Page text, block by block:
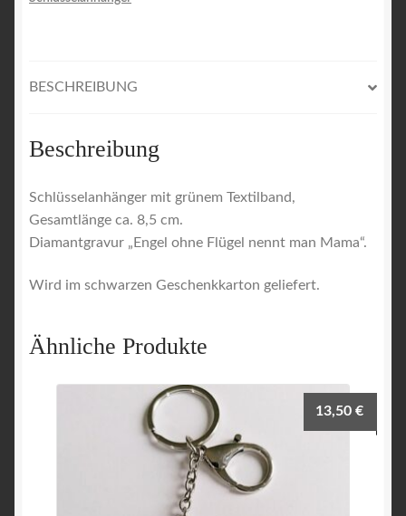
BESCHREIBUNG
Beschreibung
Schlüsselanhänger mit grünem Textilband,
Gesamtlänge ca. 8,5 cm.
Diamantgravur „Engel ohne Flügel nennt man Mama“.
Wird im schwarzen Geschenkkarton geliefert.
Ähnliche Produkte
13,50€